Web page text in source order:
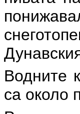
Водните
са около